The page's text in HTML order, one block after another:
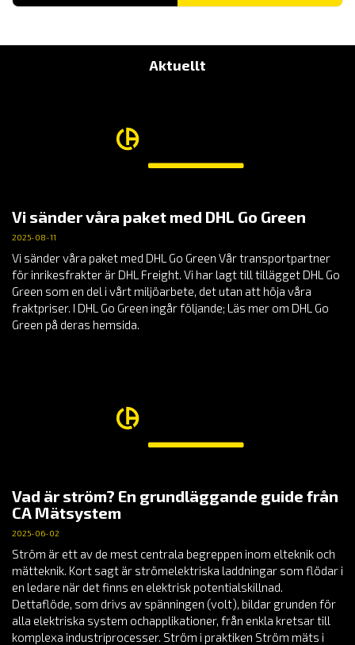
TILL
Aktuellt
Vi sänder våra paket med DHL Go Green
2025-08-11
Vi sänder våra paket med DHL Go Green Vår transportpartner
för inrikesfrakter är DHL Freight. Vi har lagt till tillägget DHL Go
Green som en del i vårt miljöarbete, det utan att höja våra
fraktpriser. I DHL Go Green ingår följande; Läs mer om DHL Go
Green på deras hemsida.
Vad är ström? En grundläggande guide från
CA Mätsystem
2025-06-02
Ström är ett av de mest centrala begreppen inom elteknik och
mätteknik. Kort sagt är strömelektriska laddningar som flödar i
en ledare när det finns en elektrisk potentialskillnad.
Dettaflöde, som drivs av spänningen (volt), bildar grunden för
alla elektriska system ochapplikationer, från enkla kretsar till
komplexa industriprocesser. Ström i praktiken Ström mäts i